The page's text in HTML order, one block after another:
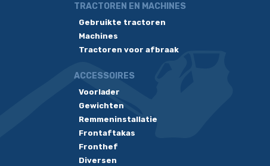
TRACTOREN EN MACHINES
Gebruikte tractoren
Machines
Tractoren voor afbraak
ACCESSOIRES
Voorlader
Gewichten
Remmeninstallatie
Frontaftakas
Fronthef
Diversen